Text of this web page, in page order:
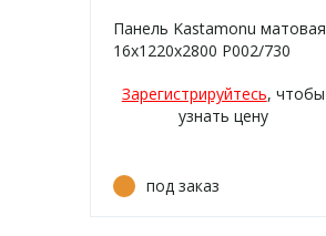
Панель Kastamonu матовая
16х1220х2800 P002/730
Зарегистрируйтесь, чтобы
узнать цену
под заказ